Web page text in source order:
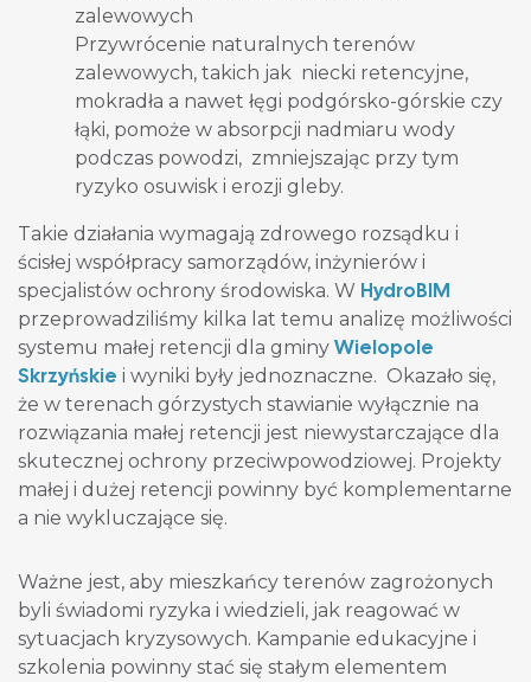
zalewowych
Przywrócenie naturalnych terenów
zalewowych, takich jak niecki retencyjne,
mokradła a nawet łęgi podgórsko-górskie czy
łąki, pomoże w absorpcji nadmiaru wody
podczas powodzi, zmniejszając przy tym
ryzyko osuwisk i erozji gleby.
Takie działania wymagają zdrowego rozsądku i
ścisłej współpracy samorządów, inżynierów i
specjalistów ochrony środowiska. W HydroBIM
przeprowadziliśmy kilka lat temu analizę możliwości
systemu małej retencji dla gminy Wielopole
Skrzyńskie i wyniki były jednoznaczne. Okazało się,
że w terenach górzystych stawianie wyłącznie na
rozwiązania małej retencji jest niewystarczające dla
skutecznej ochrony przeciwpowodziowej. Projekty
małej i dużej retencji powinny być komplementarne
a nie wykluczające się.
Ważne jest, aby mieszkańcy terenów zagrożonych
byli świadomi ryzyka i wiedzieli, jak reagować w
sytuacjach kryzysowych. Kampanie edukacyjne i
szkolenia powinny stać się stałym elementem